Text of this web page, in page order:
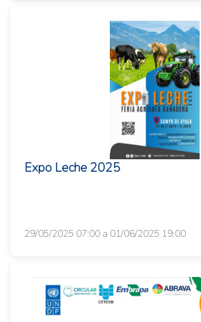
Expo Leche 2025
29/05/2025 07:00 a 01/06/2025 19:00